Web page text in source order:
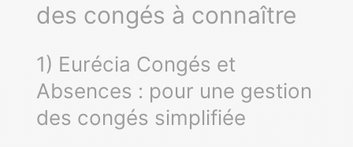
des congés à connaître
1) Eurécia Congés et
Absences : pour une gestion
des congés simplifiée